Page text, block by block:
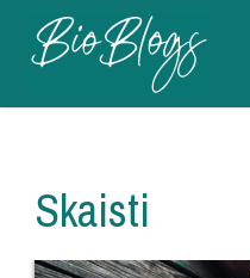
Skaisti